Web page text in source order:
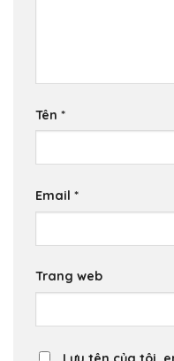
Tên *
Email *
Trang web